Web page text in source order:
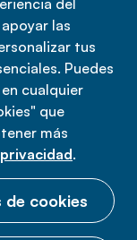
del
las
tus
Puedes
cualquier
que
más
.
de cookies